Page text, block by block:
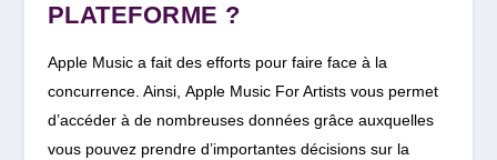
PLATEFORME ?
Apple Music a fait des efforts pour faire face à la
concurrence. Ainsi, Apple Music For Artists vous permet
d’accéder à de nombreuses données grâce auxquelles
vous pouvez prendre d’importantes décisions sur la